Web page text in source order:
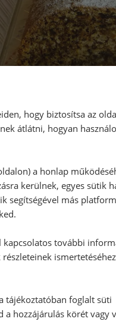
hogy biztosítsa az
átlátni, hogyan
a honlap
kerülnek, egyes sütik
segítségével más
további
tájékoztatóban foglalt süti
hozzájárulás körét vagy